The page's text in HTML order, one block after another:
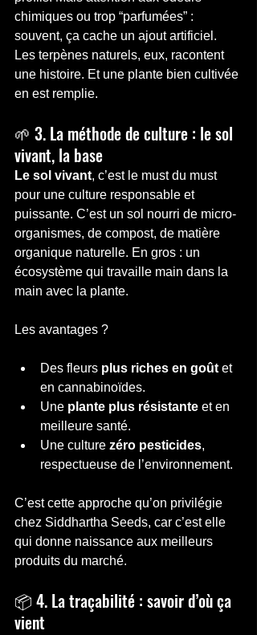
chimiques ou trop “parfumées” :
souvent, ça cache un ajout artificiel.
Les terpènes naturels, eux, racontent
une histoire. Et une plante bien cultivée
en est remplie.
🌱 3. La méthode de culture : le sol
vivant, la base
Le sol vivant, c’est le must du must
pour une culture responsable et
puissante. C’est un sol nourri de micro-
organismes, de compost, de matière
organique naturelle. En gros : un
écosystème qui travaille main dans la
main avec la plante.
Les avantages ?
Des fleurs plus riches en goût et
en cannabinoïdes.
Une plante plus résistante et en
meilleure santé.
Une culture zéro pesticides,
respectueuse de l’environnement.
C’est cette approche qu’on privilégie
chez Siddhartha Seeds, car c’est elle
qui donne naissance aux meilleurs
produits du marché.
📦 4. La traçabilité : savoir d’où ça
vient